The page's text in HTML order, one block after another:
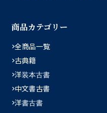
商品カテゴリー
全商品一覧
古典籍
洋装本古書
中文書古書
洋書古書